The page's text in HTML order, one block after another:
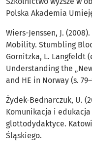
Polska Akademia
Wiers-Jenssen, J.
Mobility. Stumbling
Gornitzka, L. Langfeldt
Understanding the
and HE in Norway (s.
Żydek-Bednarczuk, U.
Komunikacja i
glottodydaktyce.
Śląskiego.